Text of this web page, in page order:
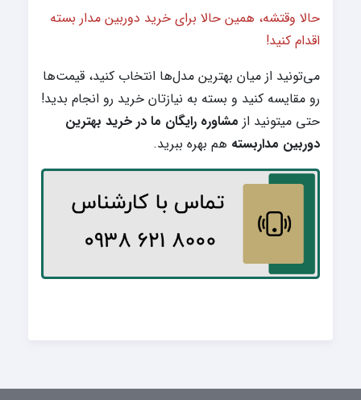
حالا وقتشه، همین حالا برای خرید دوربین مدار بسته
اقدام کنید!
می‌تونید از میان بهترین مدل‌ها انتخاب کنید، قیمت‌ها
رو مقایسه کنید و بسته به نیازتان خرید رو انجام بدید!
حتی میتونید از مشاوره رایگان ما در خرید بهترین
دوربین مداربسته هم بهره ببرید.